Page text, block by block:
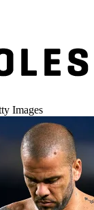
Images